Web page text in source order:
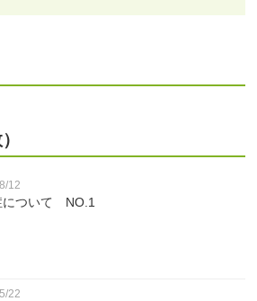
12
について NO.1
22